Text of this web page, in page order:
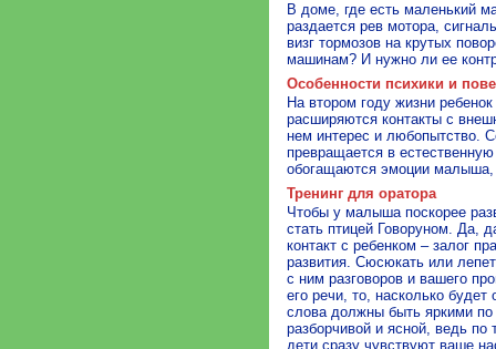
В доме, где есть маленький
раздается рев мотора,
визг тормозов на крутых
машинам? И нужно ли ее
Особенности психики и
На втором году жизни
расширяются контакты с
нем интерес и любопытство.
превращается в
обогащаются эмоции малыша,
Тренинг для оратора
Чтобы у малыша поскорее
стать птицей Говоруном. Да,
контакт с ребенком – залог
развития. Сюсюкать или
с ним разговоров и вашего
его речи, то, насколько
слова должны быть яркими по
разборчивой и ясной, ведь
дети сразу чувствуют ваше